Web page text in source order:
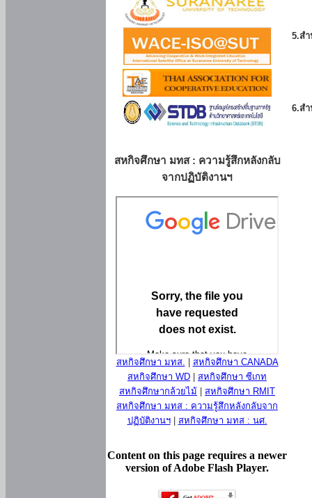
สหกิจศึกษา มทส : ความรู้สึกหลังกลับ
จากปฏิบัติงานฯ
สหกิจศึกษา มทส.
สหกิจศึกษา CANADA
สหกิจศึกษา WD
สหกิจศึกษา ซีเกท
สหกิจศึกษากล้วยไม้
สหกิจศึกษา RMIT
สหกิจศึกษา มทส : ความรู้สึกหลังกลับจาก
ปฏิบัติงานฯ| สหกิจศึกษา มทส : นศ.
Content on this page requires a newer
version of Adobe Flash Player.
5.ส
6.ส